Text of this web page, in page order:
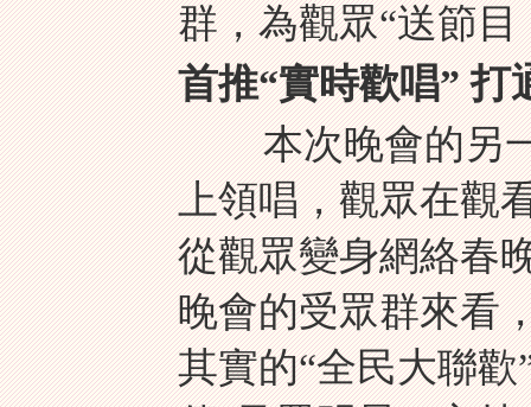
群，為觀眾“送節
首推“實時歡唱” 打
本次晚會的另一
上領唱，觀眾在觀
從觀眾變身網絡春
晚會的受眾群來看
其實的“全民大聯